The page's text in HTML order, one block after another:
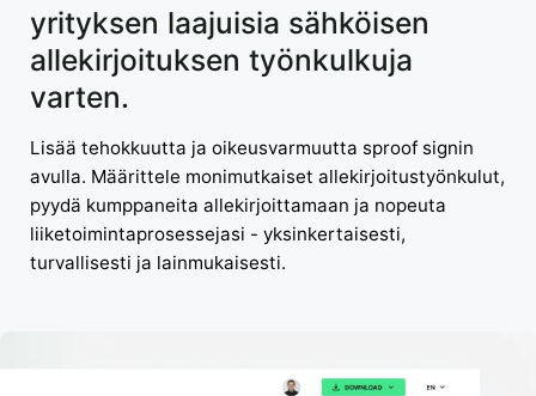
yrityksen laajuisia sähköisen
allekirjoituksen työnkulkuja
varten.
Lisää tehokkuutta ja oikeusvarmuutta sproof signin
avulla. Määrittele monimutkaiset allekirjoitustyönkulut,
pyydä kumppaneita allekirjoittamaan ja nopeuta
liiketoimintaprosessejasi - yksinkertaisesti,
turvallisesti ja lainmukaisesti.